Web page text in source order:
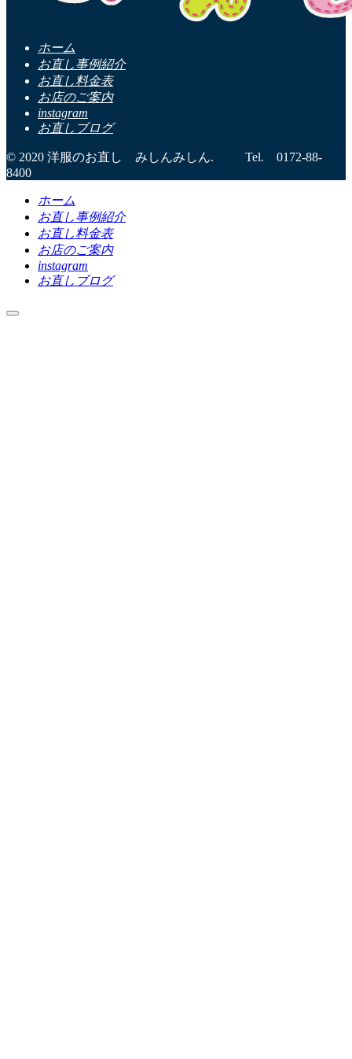
ホーム
お直し事例紹介
お直し料金表
お店のご案内
instagram
お直しブログ
© 2020 洋服のお直し みしんみしん. Tel. 0172-88-
8400
ホーム
お直し事例紹介
お直し料金表
お店のご案内
instagram
お直しブログ